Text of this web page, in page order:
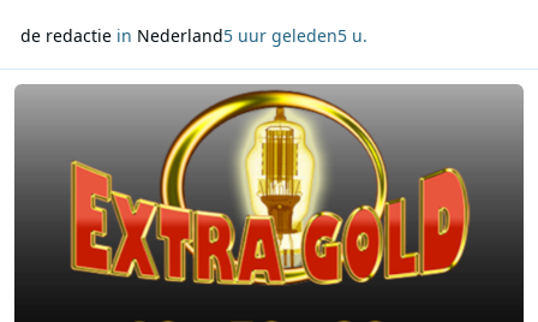
de redactiein Nederland5 uur geleden5 u.
Lees meer over Extra Gold duikt terug naar 1966 met